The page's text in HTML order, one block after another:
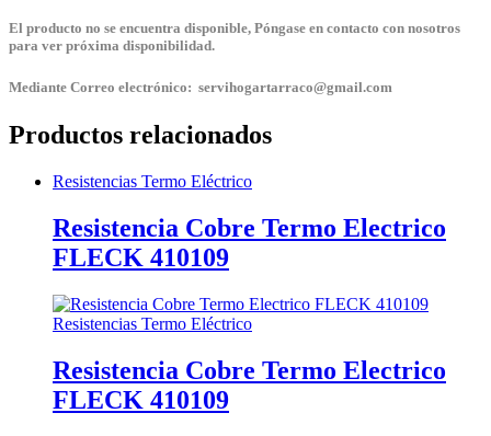
El producto no se encuentra disponible, Póngase en contacto con nosotros
para ver próxima disponibilidad.
Mediante Correo electrónico: servihogartarraco@gmail.com
Productos relacionados
Resistencias Termo Eléctrico
Resistencia Cobre Termo Electrico
FLECK 410109
Resistencias Termo Eléctrico
Resistencia Cobre Termo Electrico
FLECK 410109